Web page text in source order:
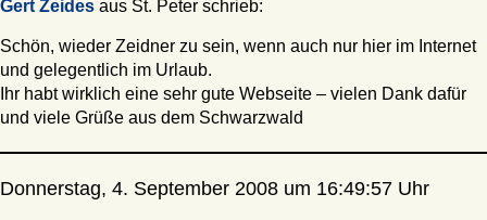
Gert Zeides aus St. Peter schrieb:
Schön, wieder Zeidner zu sein, wenn auch nur hier im Internet
und gelegentlich im Urlaub.
Ihr habt wirklich eine sehr gute Webseite – vielen Dank dafür
und viele Grüße aus dem Schwarzwald
Donnerstag, 4. September 2008 um 16:49:57 Uhr